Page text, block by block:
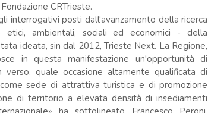
CRTrieste.
interrogativi posti dall'avanzamento della ricerca
ambientali, sociali ed economici - della
ideata, sin dal 2012, Trieste Next. La Regione,
in questa manifestazione un'opportunità di
quale occasione altamente qualificata di
sede di attrattiva turistica e di promozione
di territorio a elevata densità di insediamenti